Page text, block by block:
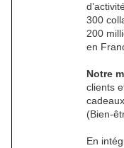
300
200
en
Notre
clients
(Bien-
En